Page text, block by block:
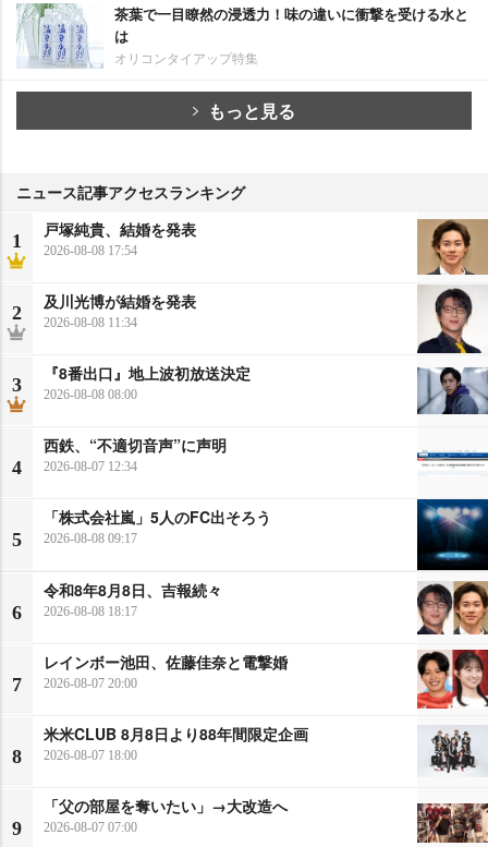
茶葉で一目瞭然の浸透力！味の違いに衝撃を受ける水と
は
オリコンタイアップ特集
もっと見る
ニュース記事アクセスランキング
1
戸塚純貴、結婚を発表
2026-08-08 17:54
2
及川光博が結婚を発表
2026-08-08 11:34
3
『8番出口』地上波初放送決定
2026-08-08 08:00
4
西鉄、“不適切音声”に声明
2026-08-07 12:34
5
「株式会社嵐」5人のFC出そろう
2026-08-08 09:17
6
令和8年8月8日、吉報続々
2026-08-08 18:17
7
レインボー池田、佐藤佳奈と電撃婚
2026-08-07 20:00
8
米米CLUB 8月8日より88年間限定企画
2026-08-07 18:00
9
「父の部屋を奪いたい」→大改造へ
2026-08-07 07:00